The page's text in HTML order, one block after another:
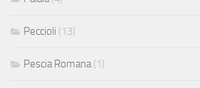
Peccioli (13)
Pescia Romana (1)